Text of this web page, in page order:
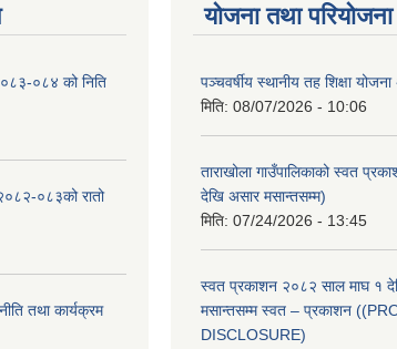
०८४ को निति
०८३को रातो
तथा कार्यक्रम
योजना तथा परियोजना
पञ्चवर्षीय स्थानीय तह शिक्षा
मिति: 08/07/2026 - 10:06
ताराखोला गाउँपालिकाको स्वत
देखि असार मसान्तसम्म)
मिति: 07/24/2026 - 13:45
स्वत प्रकाशन २०८२ साल माघ १
मसान्तसम्म स्वत – प्रकाशन
DISCLOSURE)